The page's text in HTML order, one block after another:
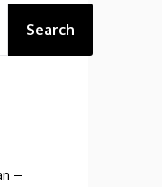
Search
–